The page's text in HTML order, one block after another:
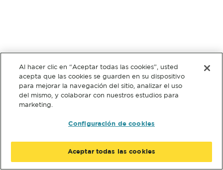
Al hacer clic en “Aceptar todas las cookies”, usted
acepta que las cookies se guarden en su dispositivo
para mejorar la navegación del sitio, analizar el uso
del mismo, y colaborar con nuestros estudios para
marketing.
Configuración de cookies
Aceptar todas las cookies